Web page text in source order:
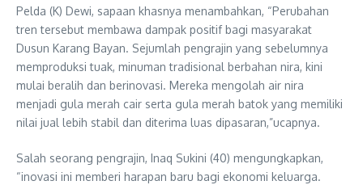
Pelda (K) Dewi, sapaan khasnya menambahkan, “Perubahan
tren tersebut membawa dampak positif bagi masyarakat
Dusun Karang Bayan. Sejumlah pengrajin yang sebelumnya
memproduksi tuak, minuman tradisional berbahan nira, kini
mulai beralih dan berinovasi. Mereka mengolah air nira
menjadi gula merah cair serta gula merah batok yang memiliki
nilai jual lebih stabil dan diterima luas dipasaran,”ucapnya.
Salah seorang pengrajin, Inaq Sukini (40) mengungkapkan,
“inovasi ini memberi harapan baru bagi ekonomi keluarga.